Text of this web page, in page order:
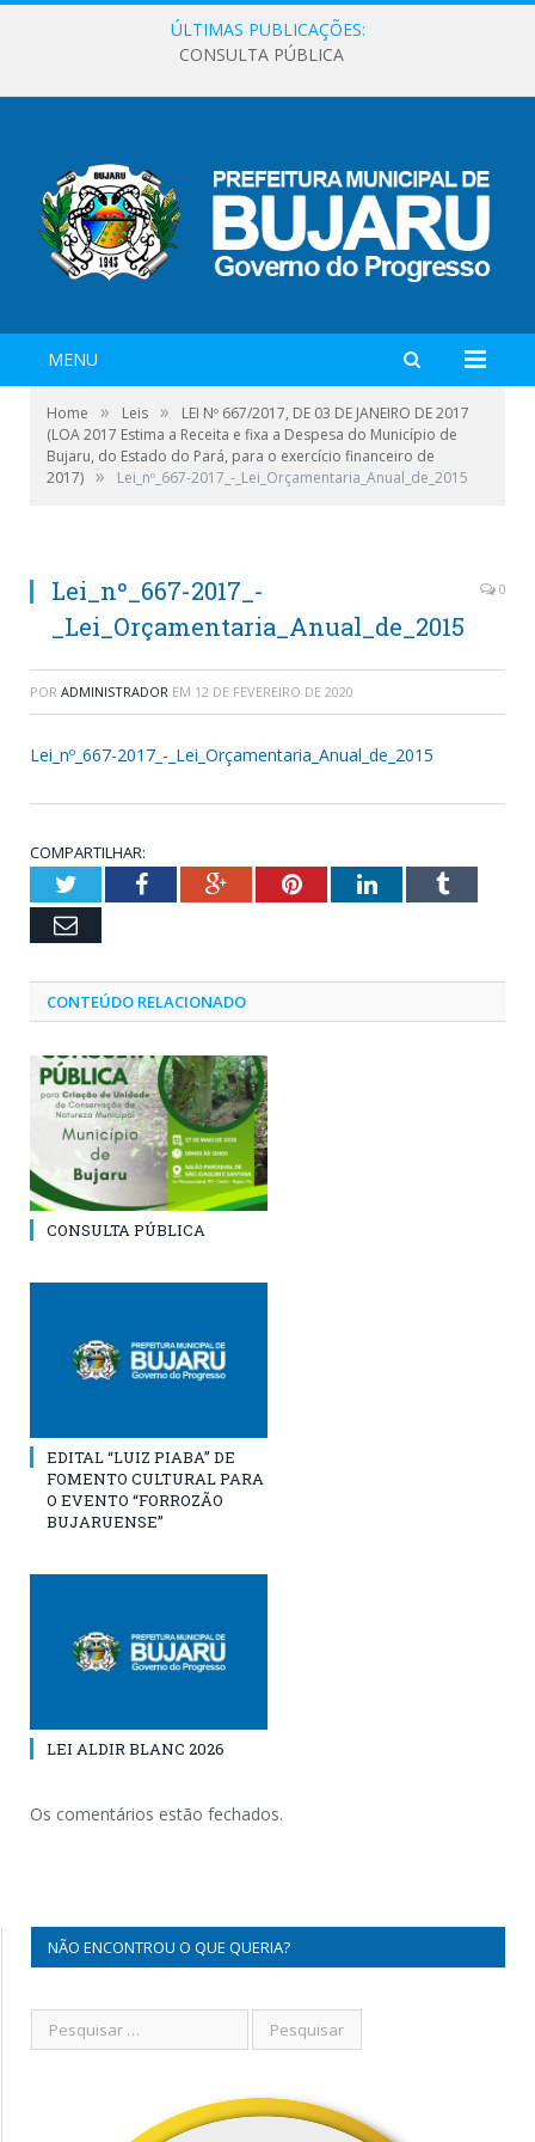
ÚLTIMAS PUBLICAÇÕES:
CONSULTA PÚBLICA
MENU
Home » Leis »
LEI Nº 667/2017, DE 03 DE JANEIRO DE 2017
(LOA 2017 Estima a Receita e fixa a Despesa do Município de
Bujaru, do Estado do Pará, para o exercício financeiro de
2017) » Lei_nº_667-2017_-_Lei_Orçamentaria_Anual_de_2015
Lei_nº_667-2017_-
_Lei_Orçamentaria_Anual_de_2015
0
POR ADMINISTRADOR EM 12 DE FEVEREIRO DE 2020
Lei_nº_667-2017_-_Lei_Orçamentaria_Anual_de_2015
COMPARTILHAR:
TwitterFacebookGoogle+PinterestLinkedInTumblr
Email
CONTEÚDO RELACIONADO
CONSULTA PÚBLICA
EDITAL “LUIZ PIABA” DE
FOMENTO CULTURAL PARA
O EVENTO “FORROZÃO
BUJARUENSE”
LEI ALDIR BLANC 2026
Os comentários estão fechados.
NÃO ENCONTROU O QUE QUERIA?